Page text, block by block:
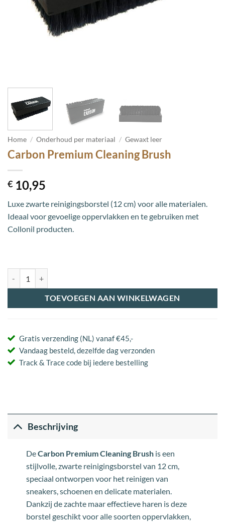
Home / Onderhoud per materiaal / Gewaxt leer
Carbon Premium Cleaning Brush
€ 10,95
Luxe zwarte reinigingsborstel (12 cm) voor alle materialen.
Ideaal voor gevoelige oppervlakken en te gebruiken met
Collonil producten.
TOEVOEGEN AAN WINKELWAGEN
Gratis verzending (NL) vanaf €45,-
Vandaag besteld, dezelfde dag verzonden
Track & Trace code bij iedere bestelling
Beschrijving
DeCarbon Premium Cleaning Brushis een
stijlvolle, zwarte reinigingsborstel van 12 cm,
speciaal ontworpen voor het reinigen van
sneakers, schoenen en delicate materialen.
Dankzij de zachte maar effectieve haren is deze
borstel geschikt voor alle soorten oppervlakken,